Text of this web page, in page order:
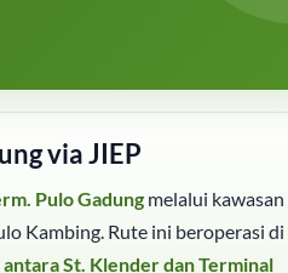
via JIEP
Pulo Gadung melalui kawasan
Kambing. Rute ini beroperasi di
St. Klender dan Terminal